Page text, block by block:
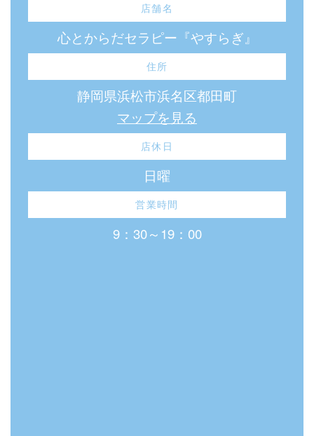
店舗名
心とからだセラピー『やすらぎ』
住所
静岡県浜松市浜名区都田町
マップを見る
店休日
日曜
営業時間
9：30～19：00